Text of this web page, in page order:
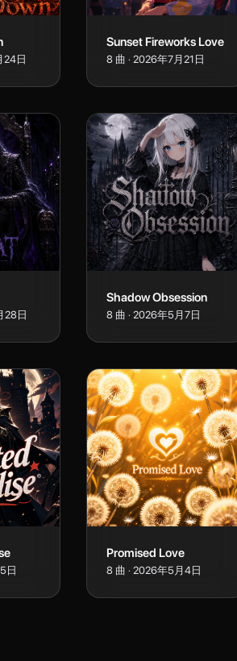
24日
Sunset Fireworks Love
8 曲 · 2026年7月21日
28日
Shadow Obsession
8 曲 · 2026年5月7日
日
Promised Love
8 曲 · 2026年5月4日